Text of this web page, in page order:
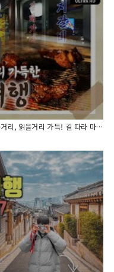
길 따라 인문학) 서울 마포에 가면 볼 거리, 먹을거리, 읽을거리 가득! 길 따라 마포 산책.